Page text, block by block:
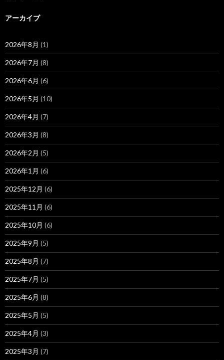
アーカイブ
2026年8月 (1)
2026年7月 (8)
2026年6月 (6)
2026年5月 (10)
2026年4月 (7)
2026年3月 (8)
2026年2月 (5)
2026年1月 (6)
2025年12月 (6)
2025年11月 (6)
2025年10月 (6)
2025年9月 (5)
2025年8月 (7)
2025年7月 (5)
2025年6月 (8)
2025年5月 (5)
2025年4月 (3)
2025年3月 (7)